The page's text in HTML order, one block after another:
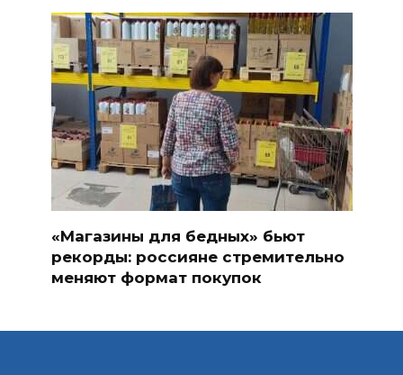
«Магазины для бедных» бьют
рекорды: россияне стремительно
меняют формат покупок